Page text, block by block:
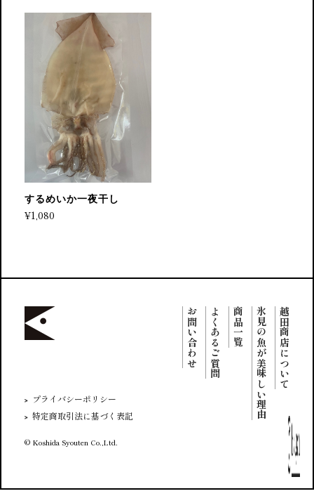
するめいか一夜干し
¥1,080
プライバシーポリシー
特定商取引法に基づく表記
© Koshida Syouten Co.,Ltd.
越田商店について
氷見の魚が美味しい理由
商品一覧
よくあるご質問
お問い合わせ